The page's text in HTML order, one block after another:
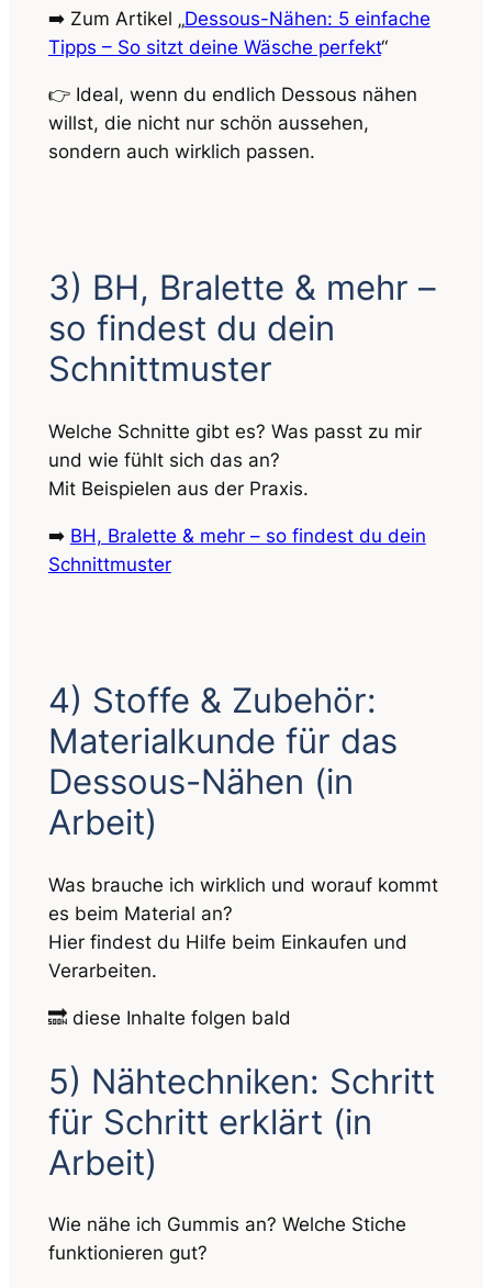
➡️ Zum Artikel „Dessous-Nähen: 5 einfache
Tipps – So sitzt deine Wäsche perfekt“
👉 Ideal, wenn du endlich Dessous nähen
willst, die nicht nur schön aussehen,
sondern auch wirklich passen.
3) BH, Bralette & mehr –
so findest du dein
Schnittmuster
Welche Schnitte gibt es? Was passt zu mir
und wie fühlt sich das an?
Mit Beispielen aus der Praxis.
➡️ BH, Bralette & mehr – so findest du dein
Schnittmuster
4) Stoffe & Zubehör:
Materialkunde für das
Dessous-Nähen (in
Arbeit)
Was brauche ich wirklich und worauf kommt
es beim Material an?
Hier findest du Hilfe beim Einkaufen und
Verarbeiten.
🔜 diese Inhalte folgen bald
5) Nähtechniken: Schritt
für Schritt erklärt (in
Arbeit)
Wie nähe ich Gummis an? Welche Stiche
funktionieren gut?